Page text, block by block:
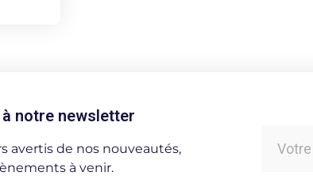
notre newsletter
avertis de nos nouveautés,
à venir.